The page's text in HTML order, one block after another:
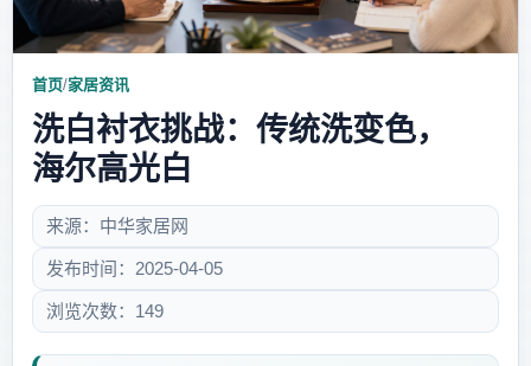
创意家居
首页/家居资讯
洗白衬衣挑战：传统洗变色，
海尔高光白
来源：中华家居网
发布时间：2025-04-05
浏览次数：149